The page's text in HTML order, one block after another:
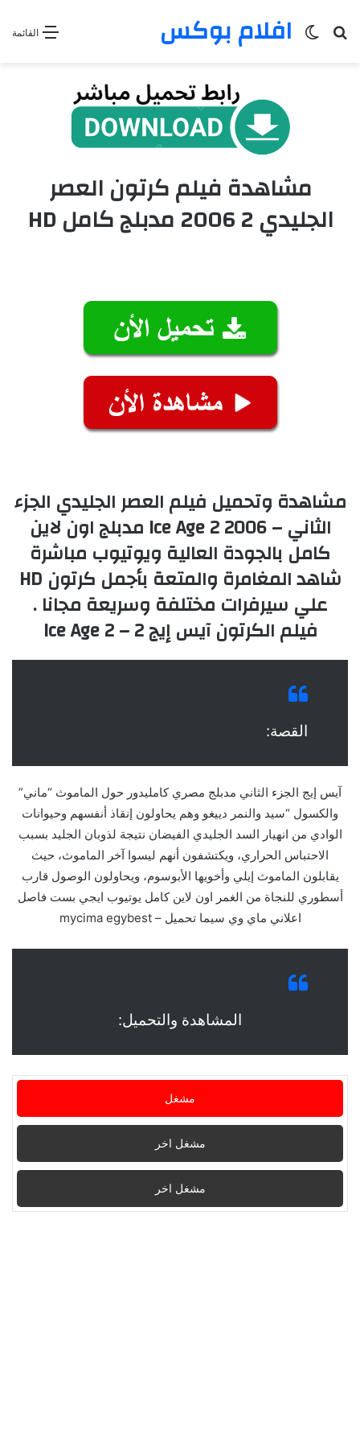
القائمة افلام بوكس بحث عنالوضع المظلم
مشاهدة فيلم كرتون العصر
الجليدي 2 2006 مدبلج كامل HD
مشاهدة وتحميل فيلم العصر الجليدي الجزء
الثاني – Ice Age 2 2006 مدبلج اون لاين
كامل بالجودة العالية ويوتيوب مباشرة
شاهد المغامرة والمتعة بأجمل كرتون HD
علي سيرفرات مختلفة وسريعة مجانا .
فيلم الكرتون آيس إيج 2 – Ice Age 2
القصة:
آيس إيج الجزء الثاني مدبلج مصري كامليدور حول الماموث “ماني”
والكسول “سيد والنمر دييغو وهم يحاولون إنقاذ أنفسهم وحيوانات
الوادي من انهيار السد الجليدي الفيضان نتيجة لذوبان الجليد بسبب
الاحتباس الحراري، ويكتشفون أنهم ليسوا آخر الماموث، حيث
يقابلون الماموث إيلي وأخويها الأبوسوم، ويحاولون الوصول قارب
أسطوري للنجاة من الغمر اون لاين كامل يوتيوب ايجي بست فاصل
اعلاني ماي وي سيما تحميل – mycima egybest
المشاهدة والتحميل:
مشغل
مشغل اخر
مشغل اخر